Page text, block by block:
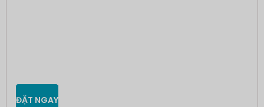
ĐẶT NGAY